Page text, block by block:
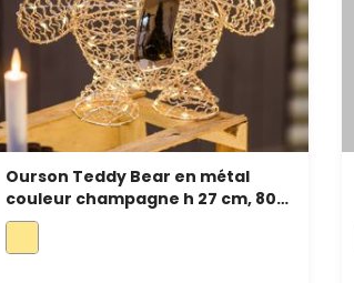
Ourson Teddy Bear en métal
couleur champagne h 27 cm, 80
microled blanc chaud